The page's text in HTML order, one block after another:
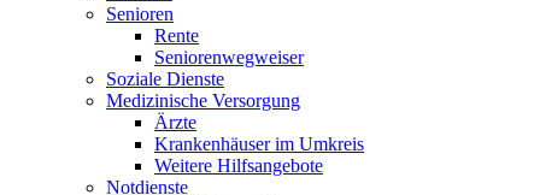
Senioren
Rente
Seniorenwegweiser
Soziale Dienste
Medizinische Versorgung
Ärzte
Krankenhäuser im Umkreis
Weitere Hilfsangebote
Notdienste